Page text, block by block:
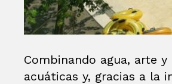
Combinando agua, arte
acuáticas y, gracias a la